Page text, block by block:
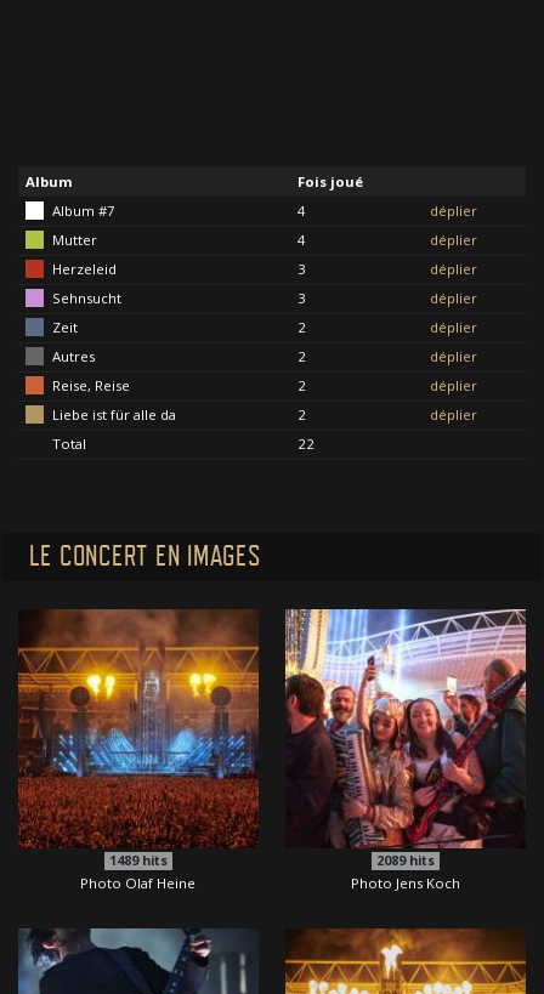
Album
Fois joué
Album #7
4
déplier
Mutter
4
déplier
Herzeleid
3
déplier
Sehnsucht
3
déplier
Zeit
2
déplier
Autres
2
déplier
Reise, Reise
2
déplier
Liebe ist für alle da
2
déplier
Total
22
LE CONCERT EN IMAGES
1489hits
Photo Olaf Heine
2089hits
Photo Jens Koch